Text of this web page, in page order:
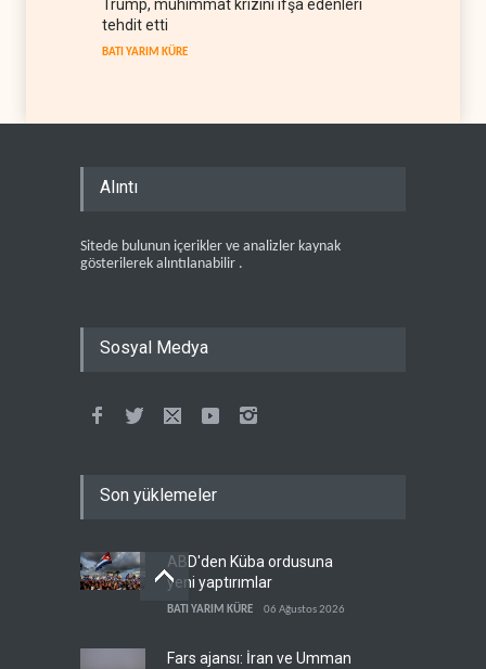
Trump, mühimmat krizini ifşa edenleri
tehdit etti
BATI YARIM KÜRE
Alıntı
Sitede bulunun içerikler ve analizler kaynak
gösterilerek alıntılanabilir .
Sosyal Medya
Son yüklemeler
ABD'den Küba ordusuna
yeni yaptırımlar
BATI YARIM KÜRE 06 Ağustos 2026
Fars ajansı: İran ve Umman